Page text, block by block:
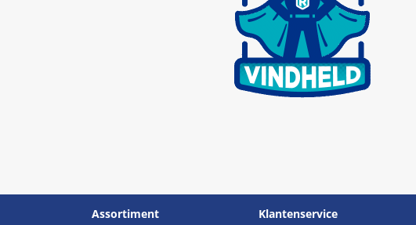
Assortiment
Klantenservice